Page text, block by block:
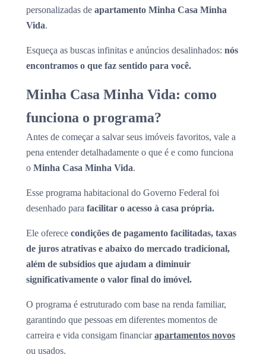
personalizadas de apartamento Minha Casa Minha
Vida.
Esqueça as buscas infinitas e anúncios desalinhados: nós
encontramos o que faz sentido para você.
Minha Casa Minha Vida: como
funciona o programa?
Antes de começar a salvar seus imóveis favoritos, vale a
pena entender detalhadamente o que é e como funciona
o Minha Casa Minha Vida.
Esse programa habitacional do Governo Federal foi
desenhado para facilitar o acesso à casa própria.
Ele oferece condições de pagamento facilitadas, taxas
de juros atrativas e abaixo do mercado tradicional,
além de subsídios que ajudam a diminuir
significativamente o valor final do imóvel.
O programa é estruturado com base na renda familiar,
garantindo que pessoas em diferentes momentos de
carreira e vida consigam financiarapartamentos novos
ou usados.